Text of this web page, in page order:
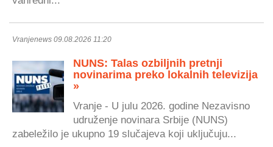
Vranjenews 09.08.2026 11:20
NUNS: Talas ozbiljnih pretnji
novinarima preko lokalnih televizija
»
Vranje - U julu 2026. godine Nezavisno
udruženje novinara Srbije (NUNS)
zabeležilo je ukupno 19 slučajeva koji uključuju...